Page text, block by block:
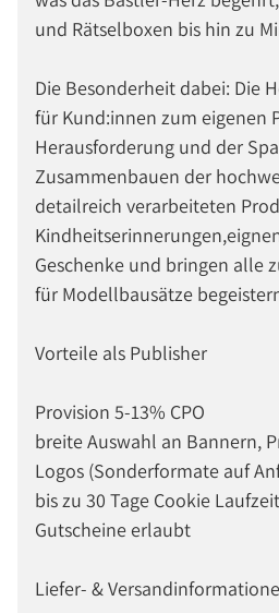
und Rätselboxen bis hin zu
Die Besonderheit dabei: Die
für Kund:innen zum eigenen
Herausforderung und der
Zusammenbauen der
detailreich verarbeiteten
Geschenke und bringen alle
für Modellbausätze
Vorteile als Publisher
Provision 5-13% CPO
breite Auswahl an Bannern,
Logos (Sonderformate auf
bis zu 30 Tage Cookie Laufzeit
Gutscheine erlaubt
Liefer- &